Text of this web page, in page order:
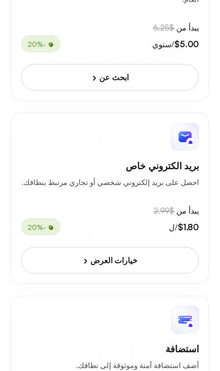
يبدأ من $6.25
$5.00/سنوي -20%
ابحث عن
بريد الكتروني خاص
احصل على بريد إلكتروني شخصي أو تجاري مرتبط بنطاقك.
يبدأ من $2.99
$1.80/ل -20%
خيارات العرض
استضافة
أضف استضافة آمنة وموثوقة إلى نطاقك.